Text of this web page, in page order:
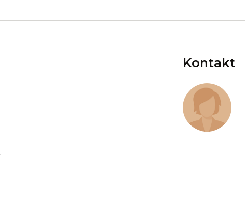
Kontakt